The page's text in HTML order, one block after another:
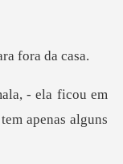
ela ficou em